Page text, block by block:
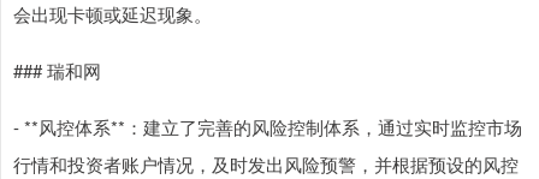
会出现卡顿或延迟现象。
### 瑞和网
- **风控体系**：建立了完善的风险控制体系，通过实时监控市场
行情和投资者账户情况，及时发出风险预警，并根据预设的风控